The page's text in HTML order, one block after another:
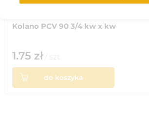
Kolano PCV 90 3/4 kw x kw
1.75 zł/
do koszyka